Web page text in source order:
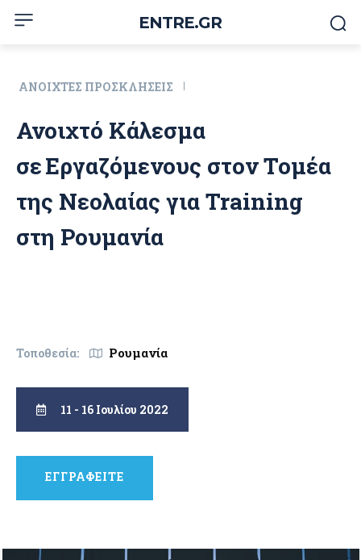
ENTRE.GR
ΑΝΟΙΧΤΈΣ ΠΡΟΣΚΛΉΣΕΙΣ
Ανοιχτό Κάλεσμα
σε Εργαζόμενους στον Τομέα
της Νεολαίας για Training
στη Ρουμανία
Τοποθεσία: Ρουμανία
11 - 16 Ιουλίου 2022
ΕΓΓΡΑΦΕΙΤΕ